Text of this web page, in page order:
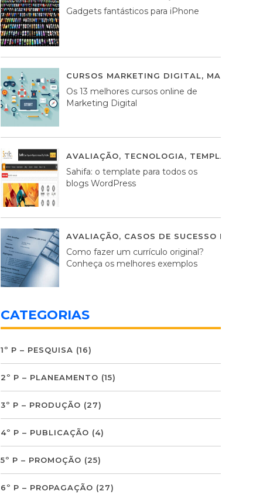
Gadgets fantásticos para iPhone
CURSOS MARKETING DIGITAL,
Os 13 melhores cursos online de
Marketing Digital
AVALIAÇÃO, TECNOLOGIA, TEMPLATES
Sahifa: o template para todos os
blogs WordPress
AVALIAÇÃO, CASOS DE SUCESSO DE
Como fazer um currículo original?
Conheça os melhores exemplos
CATEGORIAS
1º P – PESQUISA (16)
2º P – PLANEAMENTO (15)
3º P – PRODUÇÃO (27)
4º P – PUBLICAÇÃO (4)
5º P – PROMOÇÃO (25)
6º P – PROPAGAÇÃO (27)